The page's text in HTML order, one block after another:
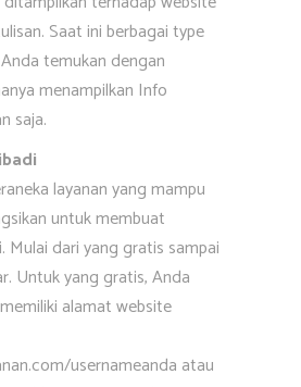
Saat ini berbagai type
temukan dengan
menampilkan Info
saja.
layanan yang mampu
untuk membuat
Mulai dari yang gratis sampai
Untuk yang gratis, Anda
alamat website
usernameanda atau